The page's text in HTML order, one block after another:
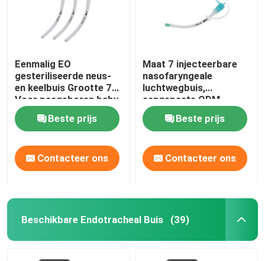
Eenmalig EO
gesteriliseerde neus-
en keelbuis Grootte 7
Voor pasgeboren baby
Beste prijs
Contacteer ons
Maat 7 injecteerbare
nasofaryngeale
luchtwegbuis,
aangepaste ODM
ondersteund
Beste prijs
Contacteer ons
Beschikbare Endotracheal Buis (39)